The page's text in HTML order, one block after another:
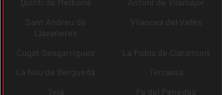
Sant Andreu de
Llavaneres
Vilanova del Vallès
Cugat Sesgarrigues
La Pobla de Claramunt
La Nou de Berguedà
Terrassa
Teià
Fe del Penedès